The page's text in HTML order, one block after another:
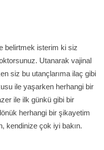
belirtmek isterim ki siz
Utanarak vajinal
siz bu utançlarıma ilaç gibi
ile yaşarken herhangi bir
ile ilk günkü gibi bir
herhangi bir şikayetim
kendinize çok iyi bakın.